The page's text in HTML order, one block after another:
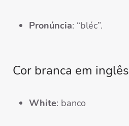
Pronúncia: “bléc”.
Cor branca em inglês
White: banco